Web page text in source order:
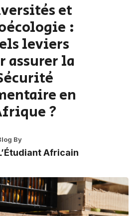
et
:
leviers
assurer la
en
?
By
Africain